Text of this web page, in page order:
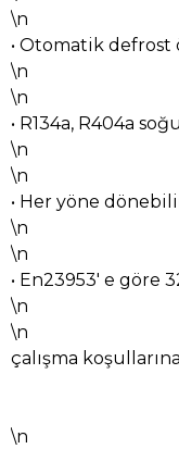
\n
• Otomatik defrost
\n
\n
• R134a, R404a
\n
\n
• Her yöne
\n
\n
• En23953' e göre
\n
\n
çalışma
\n